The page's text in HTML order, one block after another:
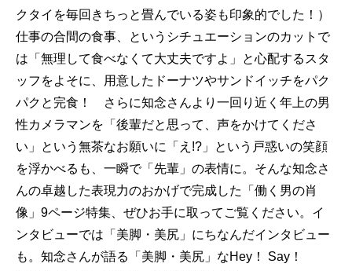
クタイを毎回きちっと畳んでいる姿も印象的でした！）
仕事の合間の食事、というシチュエーションのカットで
は「無理して食べなくて大丈夫ですよ」と心配するスタ
ッフをよそに、用意したドーナツやサンドイッチをパク
パクと完食！ さらに知念さんより一回り近く年上の男
性カメラマンを「後輩だと思って、声をかけてくださ
い」という無茶なお願いに「え!?」という戸惑いの笑顔
を浮かべるも、一瞬で「先輩」の表情に。そんな知念さ
んの卓越した表現力のおかげで完成した「働く男の肖
像」9ページ特集、ぜひお手に取ってご覧ください。イ
ンタビューでは「美脚・美尻」にちなんだインタビュー
も。知念さんが語る「美脚・美尻」なHey！ Say！